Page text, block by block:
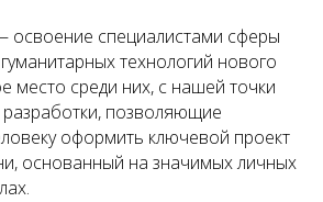
освоение специалистами сферы
технологий нового
место среди них, с нашей точки
позволяющие
оформить ключевой проект
основанный на значимых личных